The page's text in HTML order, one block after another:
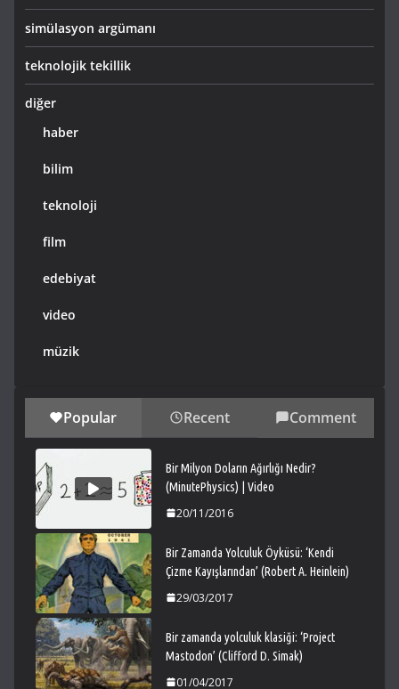
simülasyon argümanı
teknolojik tekillik
diğer
haber
bilim
teknoloji
film
edebiyat
video
müzik
Popular Recent Comment
Bir Milyon Doların Ağırlığı Nedir?
(MinutePhysics) | Video
20/11/2016
Bir Zamanda Yolculuk Öyküsü: ‘Kendi
Çizme Kayışlarından’ (Robert A. Heinlein)
29/03/2017
Bir zamanda yolculuk klasiği: ‘Project
Mastodon’ (Clifford D. Simak)
01/04/2017